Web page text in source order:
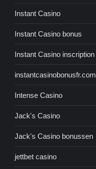
Instant Casino
Instant Casino bonus
Instant Casino inscription
instantcasinobonusfr.com
Intense Casino
Jack's Casino
Jack's Casino bonussen
jettbet casino